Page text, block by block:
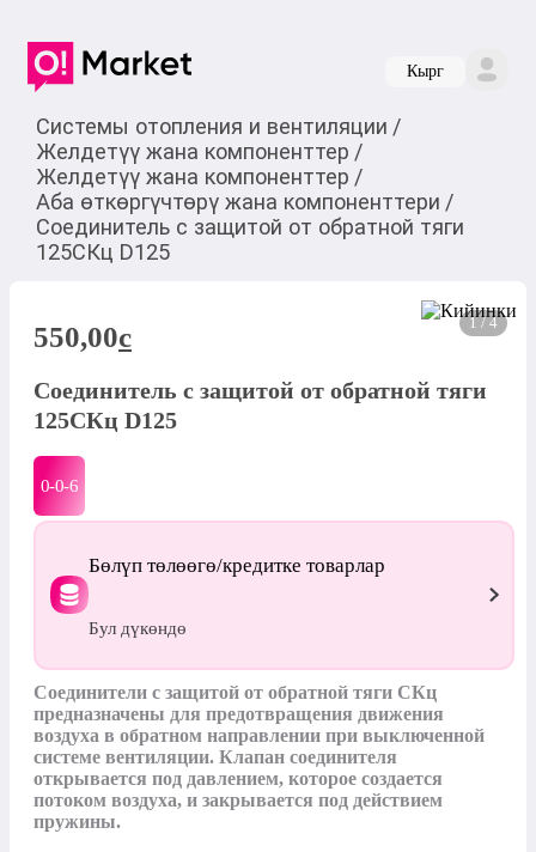
Кырг
Системы отопления и вентиляции /
Желдетүү жана компоненттер /
Желдетүү жана компоненттер /
Аба өткөргүчтөрү жана компоненттери /
Соединитель с защитой от обратной тяги
125СКц D125
1 / 4
550,00c
Соединитель с защитой от обратной тяги
125СКц D125
0-0-6
Бөлүп төлөөгө/кредитке товарлар
Бул дүкөндө
Соединители с защитой от обратной тяги СКц
предназначены для предотвращения движения
воздуха в обратном направлении при выключенной
системе вентиляции. Клапан соединителя
открывается под давлением, которое создается
потоком воздуха, и закрывается под действием
пружины.